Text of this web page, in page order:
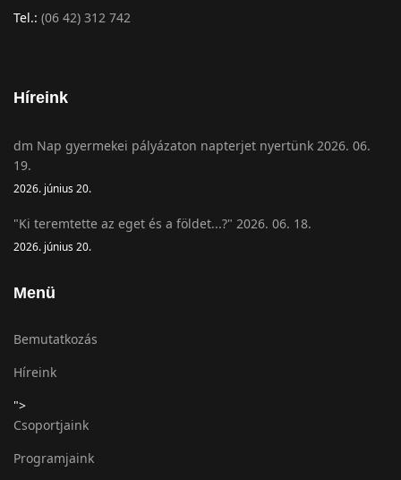
Tel.: (06 42) 312 742
Híreink
dm Nap gyermekei pályázaton napterjet nyertünk 2026. 06.
19.
2026. június 20.
"Ki teremtette az eget és a földet...?" 2026. 06. 18.
2026. június 20.
Menü
Bemutatkozás
Híreink
">
Csoportjaink
Programjaink